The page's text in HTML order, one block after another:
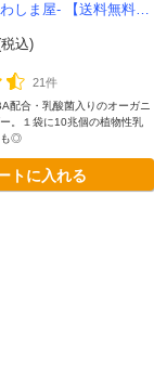
しま屋- 【送料無料】
込)
21件
配合・乳酸菌入りのオーガニ
。１袋に10兆個の植物性乳
も◎
トに入れる